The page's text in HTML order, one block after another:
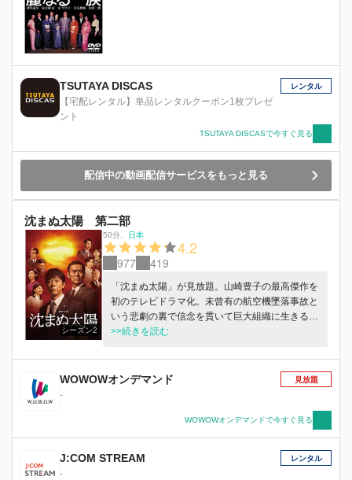
TSUTAYA DISCAS
【宅配レンタル】単品レンタルクーポン1枚プレゼ
ント
レンタル
TSUTAYA DISCASで今すぐ見る
配信中の動画配信サービスをもっと見る
沈まぬ太陽 第二部
シーズン2
50分 日本
4.2
977 419
「沈まぬ太陽」が見放題。山崎豊子の最高傑作を
初のテレビドラマ化。未曾有の航空機墜落事故と
いう悲劇の裏で信念を貫いて巨大組織に生きる者
たちを、WOWOW史上最大のスケールで描く。
>>続きを読む
WOWOWオンデマンド
-
見放題
WOWOWオンデマンドで今すぐ見る
J:COM STREAM
-
レンタル